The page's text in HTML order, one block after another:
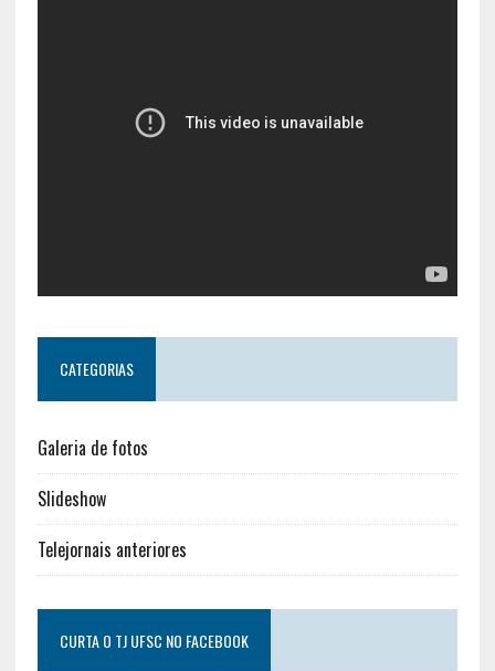
CATEGORIAS
Galeria de fotos
Slideshow
Telejornais anteriores
CURTA O TJ UFSC NO FACEBOOK